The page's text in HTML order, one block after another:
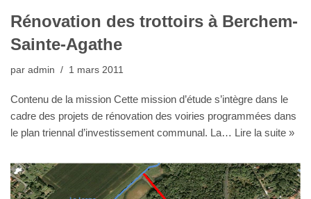
Rénovation des trottoirs à Berchem-
Sainte-Agathe
par admin 1 mars 2011
Contenu de la mission Cette mission d’étude s’intègre dans le
cadre des projets de rénovation des voiries programmées dans
le plan triennal d’investissement communal. La… Lire la suite »